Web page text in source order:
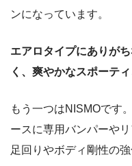
ンになっています。
エアロタイプにありが
く、爽やかなスポーテ
もう一つはNISMOです
ースに専用バンパーや
足回りやボディ剛性の